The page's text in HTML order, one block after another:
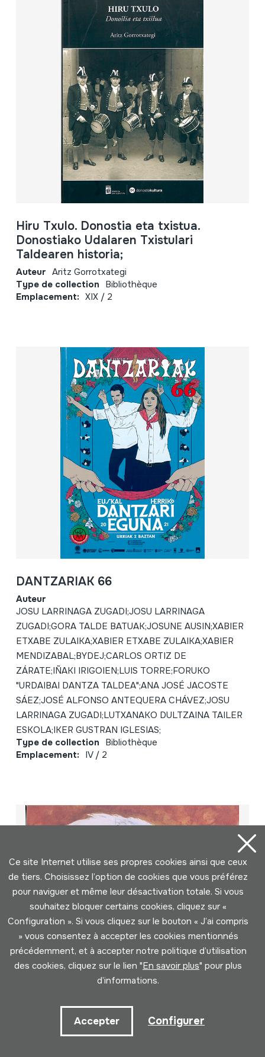
Hiru Txulo. Donostia eta txistua.
Donostiako Udalaren Txistulari
Taldearen historia;
Auteur Aritz Gorrotxategi
Type de collection Bibliothèque
Emplacement: XIX / 2
DANTZARIAK 66
Auteur
JOSU LARRINAGA ZUGADI;JOSU LARRINAGA
ZUGADI;GORA TALDE BATUAK;JOSUNE AUSIN;XABIER
ETXABE ZULAIKA;XABIER ETXABE ZULAIKA;XABIER
MENDIZABAL;BYDEJ;CARLOS ORTIZ DE
ZÁRATE;IÑAKI IRIGOIEN;LUIS TORRE;FORUKO
"URDAIBAI DANTZA TALDEA";ANA JOSÉ JACOSTE
SÁEZ;JOSÉ ALFONSO ANTEQUERA CHÁVEZ;JOSU
LARRINAGA ZUGADI;LUTXANAKO DULTZAINA TAILER
ESKOLA;IKER GUSTRAN IGLESIAS;
Type de collection Bibliothèque
Emplacement: IV / 2
Aralar; Kirikuren begirada - La mirada
Ce site Internet utilise ses propres cookies ainsi que ceux
de tiers. Choisissez l’option de cookies que vous préférez
pour naviguer et même leur désactivation totale. Si vous
souhaitez bloquer certains cookies, cliquez sur «
Configuration ». Si vous cliquez sur le bouton « J’ai compris
» vous consentez à accepter les cookies mentionnés
précédemment, et à accepter notre politique d’utilisation
des cookies, cliquez sur le lien "En savoir plus" pour plus
d’informations.
Accepter Configurer